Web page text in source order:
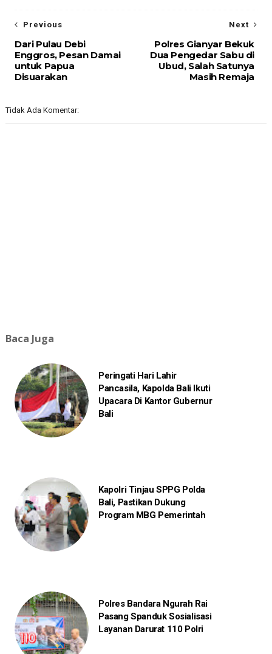
Next
Polres Gianyar Bekuk
Dua Pengedar Sabu di
Ubud, Salah Satunya
Masih Remaja
Previous
Dari Pulau Debi
Enggros, Pesan Damai
untuk Papua
Disuarakan
Tidak Ada Komentar:
Baca Juga
Peringati Hari Lahir
Pancasila, Kapolda Bali Ikuti
Upacara Di Kantor Gubernur
Bali
Kapolri Tinjau SPPG Polda
Bali, Pastikan Dukung
Program MBG Pemerintah
Polres Bandara Ngurah Rai
Pasang Spanduk Sosialisasi
Layanan Darurat 110 Polri